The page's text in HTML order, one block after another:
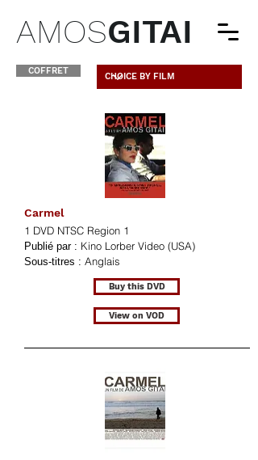
AMOSGITAI
COFFRET
Carmel
1 DVD NTSC Region 1
Publié par : Kino Lorber Video (USA)
Sous-titres : Anglais
Buy this DVD
View on VOD